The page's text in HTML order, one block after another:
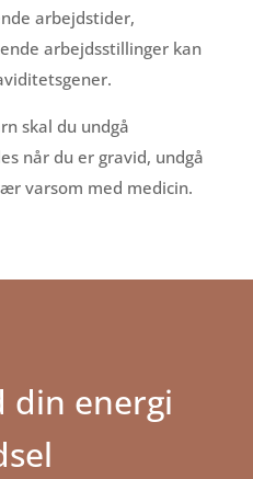
arbejdstider,
arbejdsstillinger kan
skal du undgå
når du er gravid, undgå
varsom med medicin.
din energi